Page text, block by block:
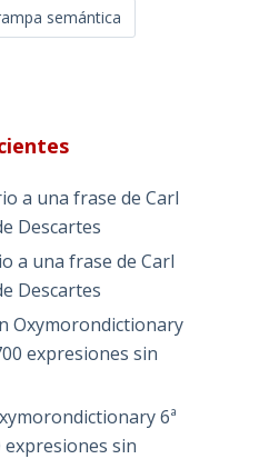
semántica
a una frase de Carl
Descartes
a una frase de Carl
Descartes
Oxymorondictionary
expresiones sin
6ª
expresiones sin